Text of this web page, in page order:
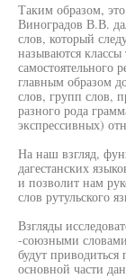
Таким образом,
Виноградов В.В.
слов, который
называются
самостоятельного
главным образом
слов, групп слов,
разного рода
экспрессивных)
На наш взгляд,
дагестанских
и позволит нам
слов рутульского
Взгляды
-союзными
будут
основной части